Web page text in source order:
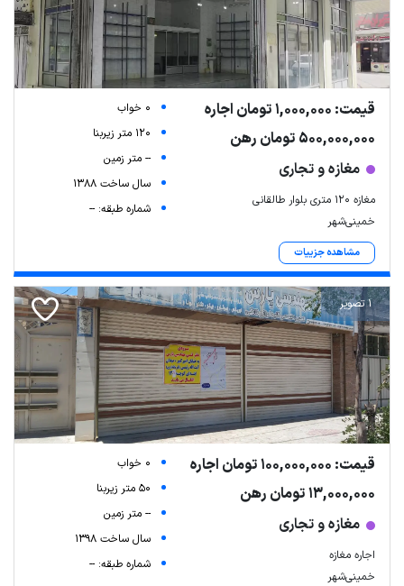
قیمت: 1,000,000 تومان اجاره
500,000,000 تومان رهن
مغازه و تجاری
مغازه ۱۲۰ متری بلوار طالقانی
خمینی‌شهر
مشاهده جزییات
0 خواب
120 متر زیربنا
-- متر زمین
سال ساخت 1388
شماره طبقه: --
1 تصویر
قیمت: 100,000,000 تومان اجاره
13,000,000 تومان رهن
مغازه و تجاری
اجاره مغازه
خمینی‌شهر
0 خواب
50 متر زیربنا
-- متر زمین
سال ساخت 1398
شماره طبقه: --